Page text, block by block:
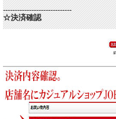
-----------------------------
☆決済確認